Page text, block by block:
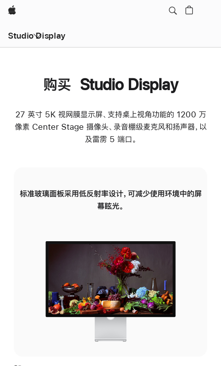
Apple
Studio Display
购买 Studio Display
27 英寸 5K 视网膜显示屏、支持桌上视角功能的 1200 万
像素 Center Stage 摄像头、录音棚级麦克风和扬声器，以
及雷雳 5 端口。
标准玻璃面板采用低反射率设计，可减少使用环境中的屏
幕眩光。